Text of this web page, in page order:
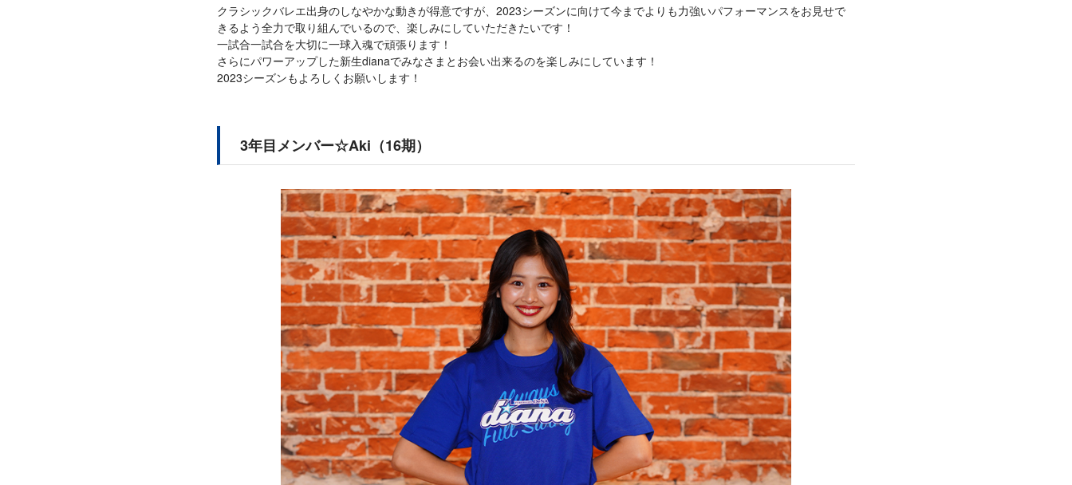
クラシックバレエ出身のしなやかな動きが得意ですが、2023シーズンに向けて今までよりも力強いパフォーマンスをお見せで
きるよう全力で取り組んでいるので、楽しみにしていただきたいです！
一試合一試合を大切に一球入魂で頑張ります！
さらにパワーアップした新生dianaでみなさまとお会い出来るのを楽しみにしています！
2023シーズンもよろしくお願いします！
3年目メンバー☆Aki（16期）